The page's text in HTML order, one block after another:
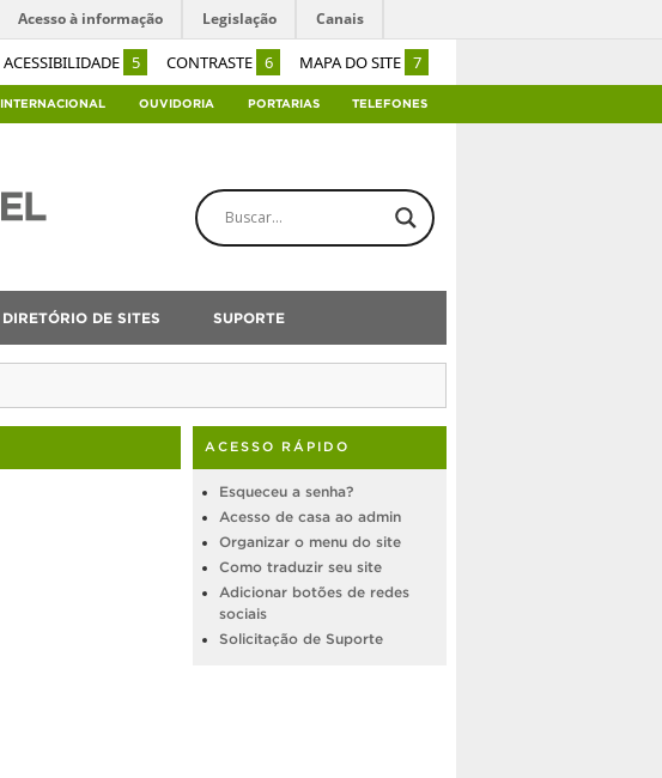
ACESSIBILIDADE 5 CONTRASTE 6 MAPA DO SITE 7
Acesso à informação Legislação Canais
INTERNACIONAL OUVIDORIA PORTARIAS TELEFONES
DIRETÓRIO DE SITES SUPORTE
ACESSO RÁPIDO
Esqueceu a senha?
Acesso de casa ao admin
Organizar o menu do site
Como traduzir seu site
Adicionar botões de redes
sociais
Solicitação de Suporte